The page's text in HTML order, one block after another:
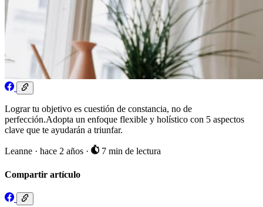
Lograr tu objetivo es cuestión de constancia, no de
perfección.Adopta un enfoque flexible y holístico con 5 aspectos
clave que te ayudarán a triunfar.
Leanne · hace 2 años · 7 min de lectura
Compartir artículo